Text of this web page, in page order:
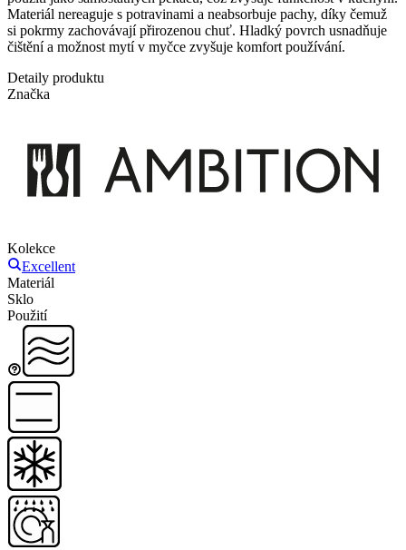
Materiál nereaguje s potravinami a neabsorbuje pachy, díky čemuž
si pokrmy zachovávají přirozenou chuť. Hladký povrch usnadňuje
čištění a možnost mytí v myčce zvyšuje komfort používání.
Detaily produktu
Značka
Kolekce
Excellent
Materiál
Sklo
Použití